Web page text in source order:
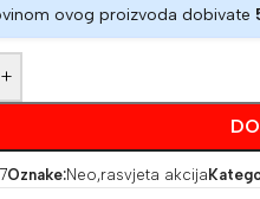
ovog proizvoda dobivate
+
Oznake:Neo,rasvjeta akcija